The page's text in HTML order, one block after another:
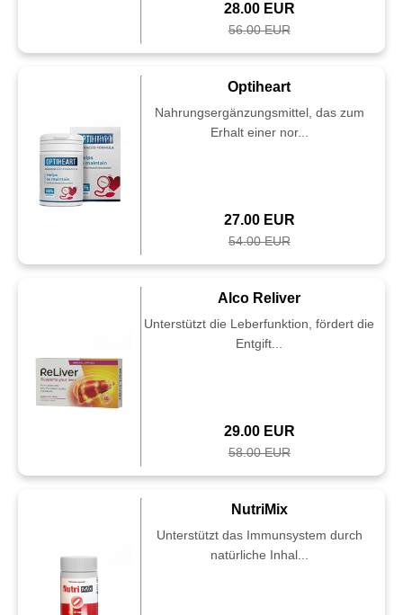
28.00 EUR
56.00 EUR
Optiheart
Nahrungsergänzungsmittel, das zum
Erhalt einer nor...
27.00 EUR
54.00 EUR
Alco Reliver
Unterstützt die Leberfunktion, fördert die
Entgift...
29.00 EUR
58.00 EUR
NutriMix
Unterstützt das Immunsystem durch
natürliche Inhal...